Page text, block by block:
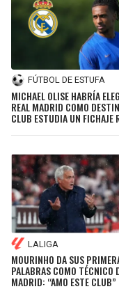
FÚTBOL DE ESTUFA
MICHAEL OLISE HABRÍA
REAL MADRID COMO
CLUB ESTUDIA UN FICHAJE
LALIGA
MOURINHO DA SUS
PALABRAS COMO TÉCNICO
MADRID: “AMO ESTE CLUB”